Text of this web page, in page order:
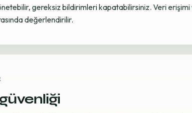
gereksiz bildirimleri kapatabilirsiniz. Veri
değerlendirilir.